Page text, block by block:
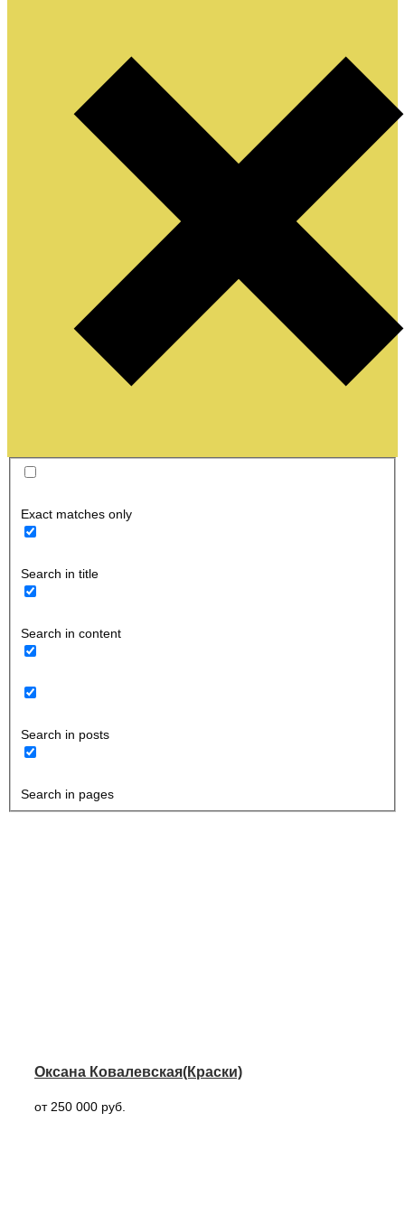
Exact matches only
Search in title
Search in content
Search in posts
Search in pages
Оксана Ковалевская(Краски)
от 250 000 руб.